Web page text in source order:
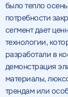
было тепло
потребности
сегмент дает
технологии,
разработали в
демонстрация
материалы,
трендам или